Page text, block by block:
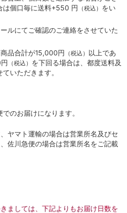
は個口毎に送料+550 円 （税込） をい
ルにてご確認のご連絡をさせていた
品合計が15,000円 （税込） 以上であ
（税込） を下回る場合は、都度送料及
いただきます。
のお届けになります。
ヤマト運輸の場合は営業所名及びセ
佐川急便の場合は営業所名をご記載
ましては、下記よりもお届け日数を